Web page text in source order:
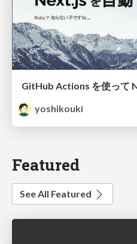
GitHub Actions を使って
yoshikouki
Featured
See All Featured